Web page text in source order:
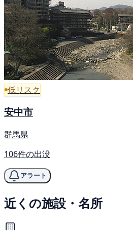
低リスク
安中市
群馬県
106件の出没
アラート
近くの施設・名所